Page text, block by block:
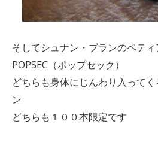
そしてシュナン・ブランのペテ
POPSEC（ポップセック）
どちらも身体にじんわり入って
ン
どちらも１００本限定です